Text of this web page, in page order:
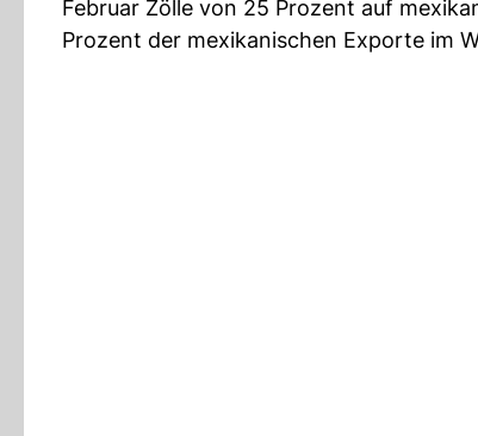
Februar Zölle von 25 Prozent auf
Prozent der mexikanischen Exporte im